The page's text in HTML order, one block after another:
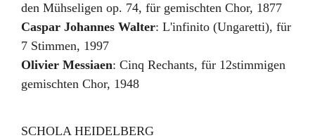
den Mühseligen op. 74, für gemischten Chor, 1877
Caspar Johannes Walter: L'infinito (Ungaretti), für
7 Stimmen, 1997
Olivier Messiaen: Cinq Rechants, für 12stimmigen
gemischten Chor, 1948
SCHOLA HEIDELBERG